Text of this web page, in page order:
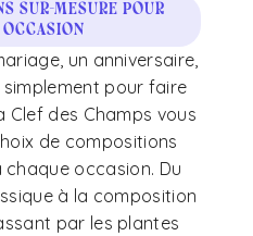
sur-mesure pour
occasion
un anniversaire,
pour faire
Clef des Champs vous
de compositions
occasion. Du
à la composition
par les plantes